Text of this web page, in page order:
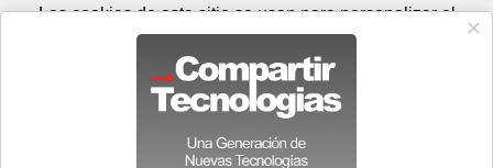
Prensa Videos
Viernes 07 de agosto - 10:32 Registrar Conectar
Las cookies de este sitio se usan para personalizar el
contenido y los anuncios, para ofrecer funciones de medios
sociales y para analizar el tráfico. Además, compartimos
información sobre el uso que haga del sitio web con nuestros
partners de medios sociales, de publicidad y de análisis
web.
OK